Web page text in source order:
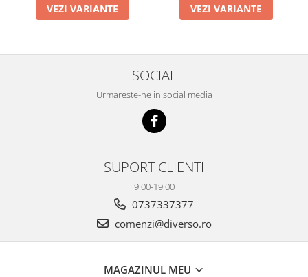
VEZI VARIANTE VEZI VARIANTE
SOCIAL
Urmareste-ne in social media
SUPORT CLIENTI
9.00-19.00
0737337377
comenzi@diverso.ro
MAGAZINUL MEU